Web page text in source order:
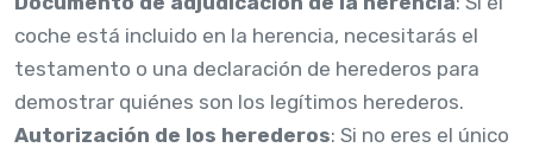
coche está incluido en la herencia, necesitarás el
testamento o una declaración de herederos para
demostrar quiénes son los legítimos herederos.
Autorización de los herederos: Si no eres el único